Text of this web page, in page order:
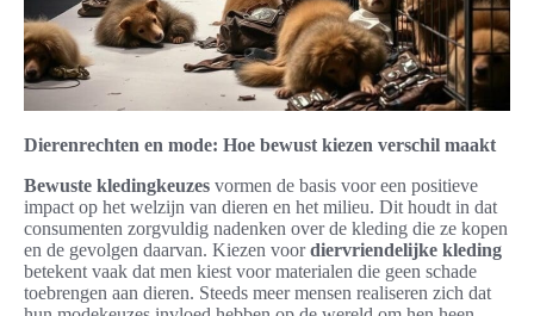
Dierenrechten en mode: Hoe bewust kiezen verschil maakt
Bewuste kledingkeuzes vormen de basis voor een positieve
impact op het welzijn van dieren en het milieu. Dit houdt in dat
consumenten zorgvuldig nadenken over de kleding die ze kopen
en de gevolgen daarvan. Kiezen voordiervriendelijke kleding
betekent vaak dat men kiest voor materialen die geen schade
toebrengen aan dieren. Steeds meer mensen realiseren zich dat